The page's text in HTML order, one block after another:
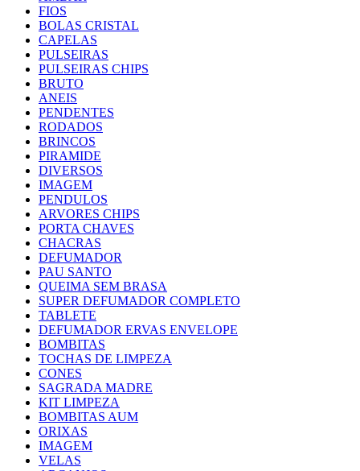
FIOS
BOLAS CRISTAL
CAPELAS
PULSEIRAS
PULSEIRAS CHIPS
BRUTO
ANEIS
PENDENTES
RODADOS
BRINCOS
PIRAMIDE
DIVERSOS
IMAGEM
PENDULOS
ARVORES CHIPS
PORTA CHAVES
CHACRAS
DEFUMADOR
PAU SANTO
QUEIMA SEM BRASA
SUPER DEFUMADOR COMPLETO
TABLETE
DEFUMADOR ERVAS ENVELOPE
BOMBITAS
TOCHAS DE LIMPEZA
CONES
SAGRADA MADRE
KIT LIMPEZA
BOMBITAS AUM
ORIXAS
IMAGEM
VELAS